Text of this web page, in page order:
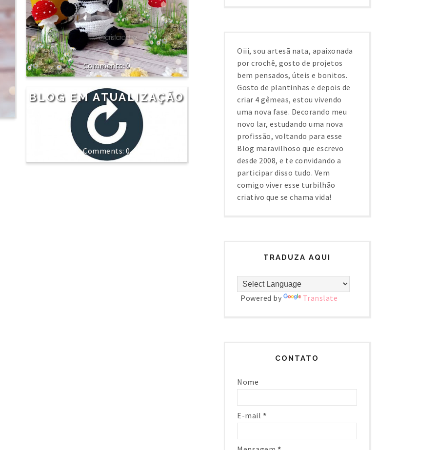
0
BLOG EM ATUALIZAÇÃO
0
Oiii, sou artesã nata, apaixonada
por crochê, gosto de projetos
bem pensados, úteis e bonitos.
Gosto de plantinhas e depois de
criar 4 gêmeas, estou vivendo
uma nova fase. Decorando meu
novo lar, estudando uma nova
profissão, voltando para esse
Blog maravilhoso que escrevo
desde 2008, e te convidando a
participar disso tudo. Vem
comigo viver esse turbilhão
criativo que se chama vida!
TRADUZA AQUI
Powered by Translate
CONTATO
Nome
E-mail *